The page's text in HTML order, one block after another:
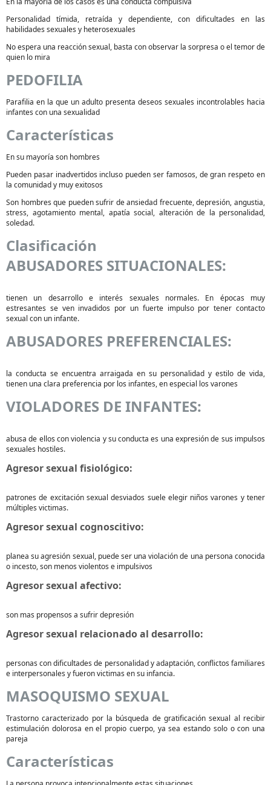
Personalidad tímida, retraída y dependiente, con dificultades en las
habilidades sexuales y heterosexuales
No espera una reacción sexual, basta con observar la sorpresa o el temor de
quien lo mira
PEDOFILIA
Parafilia en la que un adulto presenta deseos sexuales incontrolables hacia
infantes con una sexualidad
Características
En su mayoría son hombres
Pueden pasar inadvertidos incluso pueden ser famosos, de gran respeto en
la comunidad y muy exitosos
Son hombres que pueden sufrir de ansiedad frecuente, depresión, angustia,
stress, agotamiento mental, apatía social, alteración de la personalidad,
soledad.
Clasificación
ABUSADORES SITUACIONALES:
tienen un desarrollo e interés sexuales normales. En épocas muy
estresantes se ven invadidos por un fuerte impulso por tener contacto
sexual con un infante.
ABUSADORES PREFERENCIALES:
la conducta se encuentra arraigada en su personalidad y estilo de vida,
tienen una clara preferencia por los infantes, en especial los varones
VIOLADORES DE INFANTES:
abusa de ellos con violencia y su conducta es una expresión de sus impulsos
sexuales hostiles.
Agresor sexual fisiológico:
patrones de excitación sexual desviados suele elegir niños varones y tener
múltiples victimas.
Agresor sexual cognoscitivo:
planea su agresión sexual, puede ser una violación de una persona conocida
o incesto, son menos violentos e impulsivos
Agresor sexual afectivo:
son mas propensos a sufrir depresión
Agresor sexual relacionado al desarrollo:
personas con dificultades de personalidad y adaptación, conflictos familiares
e interpersonales y fueron victimas en su infancia.
MASOQUISMO SEXUAL
Trastorno caracterizado por la búsqueda de gratificación sexual al recibir
estimulación dolorosa en el propio cuerpo, ya sea estando solo o con una
pareja
Características